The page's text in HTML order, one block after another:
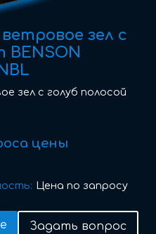
ветровое зел с
BENSON
зел с голуб полосой
цены
Цена по запросу
Задать вопрос